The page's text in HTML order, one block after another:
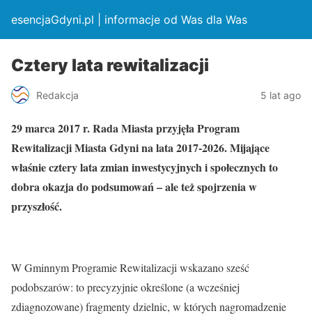
esencjaGdyni.pl | informacje od Was dla Was
Cztery lata rewitalizacji
Redakcja 5 lat ago
29 marca 2017 r. Rada Miasta przyjęła Program
Rewitalizacji Miasta Gdyni na lata 2017-2026. Mijające
właśnie cztery lata zmian inwestycyjnych i społecznych to
dobra okazja do podsumowań – ale też spojrzenia w
przyszłość.
W Gminnym Programie Rewitalizacji wskazano sześć
podobszarów: to precyzyjnie określone (a wcześniej
zdiagnozowane) fragmenty dzielnic, w których nagromadzenie